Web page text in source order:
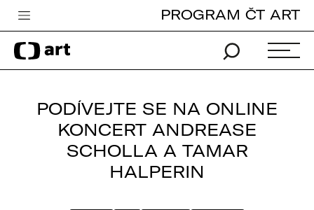
Česká televize
Zpravodajství
PROGRAM ČT ART
PODÍVEJTE SE NA ONLINE
KONCERT ANDREASE
SCHOLLA A TAMAR
HALPERIN